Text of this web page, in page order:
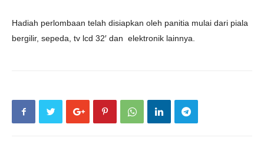
Hadiah perlombaan telah disiapkan oleh panitia mulai dari piala
bergilir, sepeda, tv lcd 32′ dan elektronik lainnya.